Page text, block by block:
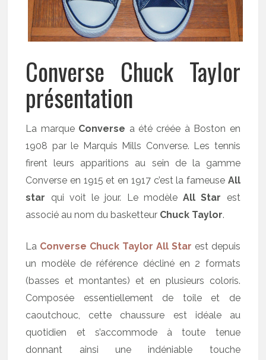
Converse Chuck Taylor
présentation
La marque Converse a été créée à Boston en
1908 par le Marquis Mills Converse. Les tennis
firent leurs apparitions au sein de la gamme
Converse en 1915 et en 1917 c’est la fameuse All
star qui voit le jour. Le modèleAll Star est
associé au nom du basketteur Chuck Taylor.
La Converse Chuck Taylor All Star est depuis
un modèle de référence décliné en 2 formats
(basses et montantes) et en plusieurs coloris.
Composée essentiellement de toile et de
caoutchouc, cette chaussure est idéale au
quotidien et s’accommode à toute tenue
donnant ainsi une indéniable touche